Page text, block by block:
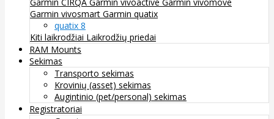
Garmin vivosmart Garmin quatix
quatix 8
Kiti laikrodžiai Laikrodžių priedai
RAM Mounts
Sekimas
Transporto sekimas
Krovinių (asset) sekimas
Augintinio (pet/personal) sekimas
Registratoriai